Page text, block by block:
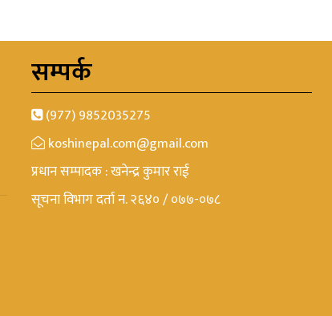
सम्पर्क
(977) 9852035275
koshinepal.com@gmail.com
प्रधान सम्पादक : खनेन्द्र कुमार राई
सूचना विभाग दर्ता न. २६४० / ०७७-०७८